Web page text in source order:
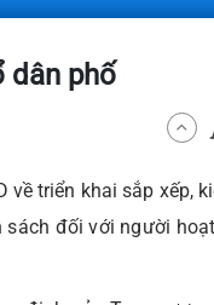
dân phố
về triển khai sắp xếp,
đối với người